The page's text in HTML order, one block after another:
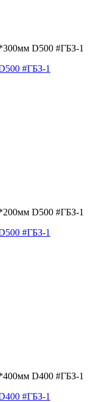
#ГБЗ-1
#ГБЗ-1
#ГБЗ-1